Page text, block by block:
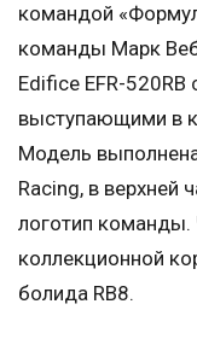
командой
команды Марк
Edifice EFR-
выступающими в
Модель
Racing, в верхней
логотип команды.
коллекционной
болида RB8.